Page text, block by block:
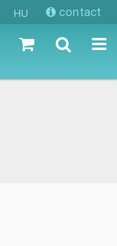
HU contact